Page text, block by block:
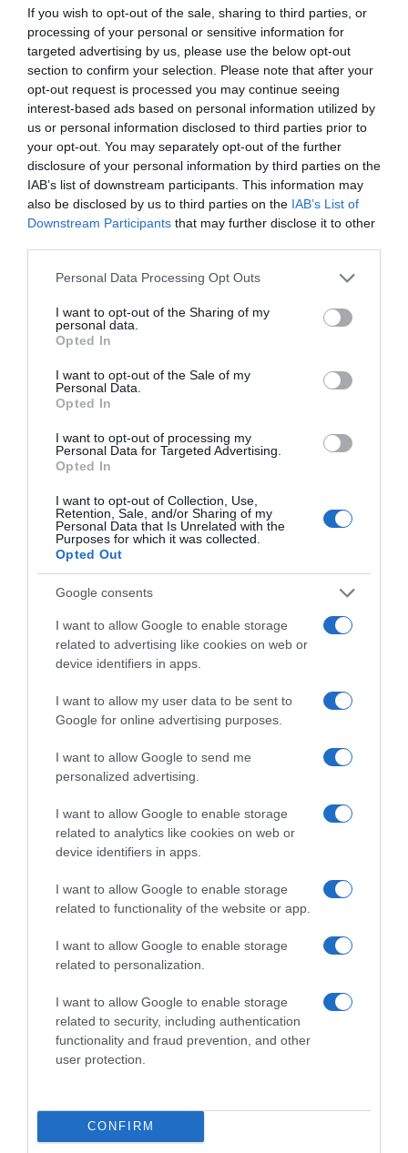
If you wish to opt-out of the sale, sharing to third parties, or
processing of your personal or sensitive information for
targeted advertising by us, please use the below opt-out
section to confirm your selection. Please note that after your
opt-out request is processed you may continue seeing
interest-based ads based on personal information utilized by
us or personal information disclosed to third parties prior to
your opt-out. You may separately opt-out of the further
disclosure of your personal information by third parties on the
IAB’s list of downstream participants. This information may
also be disclosed by us to third parties on the IAB’s List of
Downstream Participants that may further disclose it to other
Please note that this website/app uses one or more Google
not limited to your visit or usage behaviour. You may click to
grant or deny consent to Google and its third-party tags to
use your data for below specified purposes in below Google
consent section.
Personal Data Processing Opt Outs
I want to opt-out of the Sharing of my
personal data.
Opted In
I want to opt-out of the Sale of my
Personal Data.
Opted In
I want to opt-out of processing my
Personal Data for Targeted Advertising.
Opted In
I want to opt-out of Collection, Use,
Retention, Sale, and/or Sharing of my
Personal Data that Is Unrelated with the
Purposes for which it was collected.
Opted Out
Google consents
I want to allow Google to enable storage
related to advertising like cookies on web or
device identifiers in apps.
I want to allow my user data to be sent to
Google for online advertising purposes.
I want to allow Google to send me
personalized advertising.
I want to allow Google to enable storage
related to analytics like cookies on web or
device identifiers in apps.
I want to allow Google to enable storage
related to functionality of the website or app.
I want to allow Google to enable storage
related to personalization.
I want to allow Google to enable storage
related to security, including authentication
functionality and fraud prevention, and other
user protection.
CONFIRM
←World Duty Free Banca Carige→
Lascia un commento
Il tuo indirizzo email non sarà pubblicato. I
campi obbligatori sono contrassegnati*
Commento*
Nome*
Email *
Sito web
Salva il mio nome, email e sito web in
questo browser per la prossima volta che
This site uses Akismet to reduce spam.
Learn how your comment data is
CERCA
Cerca